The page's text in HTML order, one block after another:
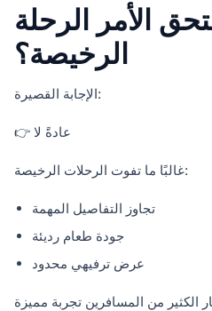
الأمر الرحلة
الرخيصة؟
الإجابة القصيرة:
👉 عادةً لا
غالبًا ما تفوت الرحلات الرخيصة:
تجاوز التفاصيل المهمة
جودة طعام رديئة
عرض ترفيهي محدود